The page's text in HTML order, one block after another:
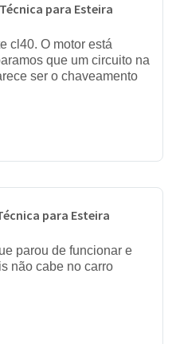
para Esteira
cl40. O motor está
que um circuito na
ser o chaveamento
para Esteira
parou de funcionar e
não cabe no carro